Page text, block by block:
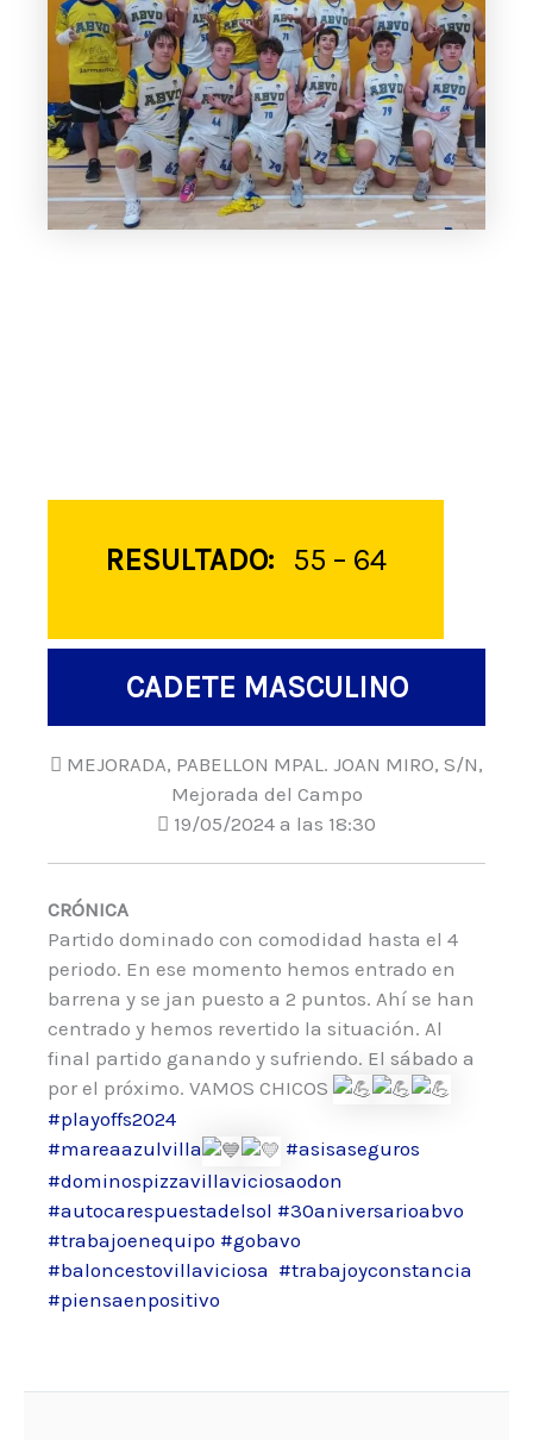
RESULTADO: 55 – 64
CADETE MASCULINO
MEJORADA, PABELLON MPAL. JOAN MIRO, S/N,
Mejorada del Campo
19/05/2024 a las 18:30
CRÓNICA
Partido dominado con comodidad hasta el 4
periodo. En ese momento hemos entrado en
barrena y se jan puesto a 2 puntos. Ahí se han
centrado y hemos revertido la situación. Al
final partido ganando y sufriendo. El sábado a
por el próximo. VAMOS CHICOS
#playoffs2024
#mareaazulvilla
#asisaseguros
#dominospizzavillaviciosaodon
#autocarespuestadelsol #30aniversarioabvo
#trabajoenequipo #gobavo
#baloncestovillaviciosa #trabajoyconstancia
#piensaenpositivo